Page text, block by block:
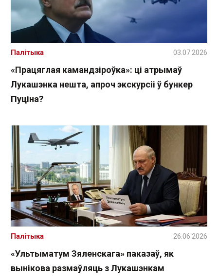
«Працяглая камандзіроўка»: ці атрымаў
Лукашэнка нешта, апроч экскурсіі ў бункер
Пуціна?
Палітыка 03.07.2026
«Ультыматум Зяленскага» паказаў, як
вынікова размаўляць з Лукашэнкам
Палітыка 26.06.2026